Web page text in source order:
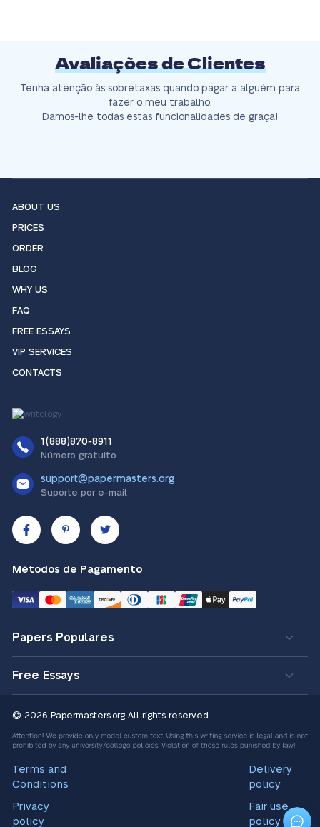
Avaliações de Clientes
Tenha atenção às sobretaxas quando pagar a alguém para
fazer o meu trabalho.
Damos-lhe todas estas funcionalidades de graça!
ABOUT US
PRICES
ORDER
BLOG
WHY US
FAQ
FREE ESSAYS
VIP SERVICES
CONTACTS
1(888)870-8911
Número gratuito
support@papermasters.org
Suporte por e-mail
Métodos de Pagamento
Papers Populares
Free Essays
© 2026 Papermasters.org All rights reserved.
Terms and
Conditions
Privacy
policy
Delivery
policy
Fair use
policy